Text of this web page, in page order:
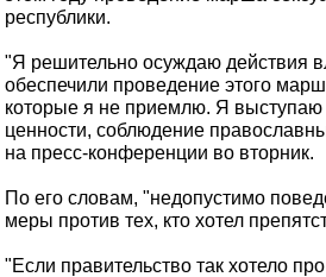
республики.
"Я решительно осуждаю действия
обеспечили проведение этого
которые я не приемлю. Я
ценности, соблюдение
на пресс-конференции во вторник.
По его словам, "недопустимо
меры против тех, кто хотел
"Если правительство так хотело